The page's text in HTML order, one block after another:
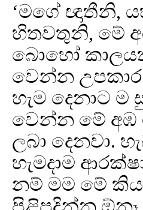
‘මගේ ඥාතීනි,
හිතවතුනි, මේ
බොහෝ
වෙන්න උපකාර
හැම දෙනාට ම
වෙන්න මේ අඹ
ලබා දෙනවා.
හැමදාම
නම් මම මේ